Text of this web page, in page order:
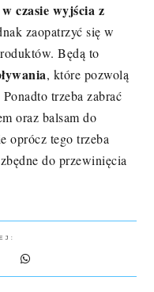
czasie wyjścia z
zaopatrzyć się w
Będą to
, które pozwolą
trzeba zabrać
oraz balsam do
oprócz tego trzeba
do przewinięcia